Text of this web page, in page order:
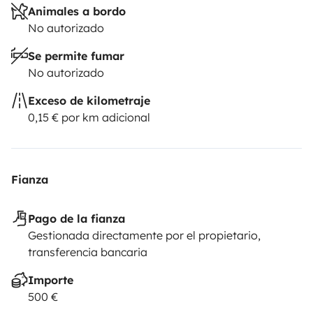
Animales a bordo
No autorizado
Se permite fumar
No autorizado
Exceso de kilometraje
0,15 € por km adicional
Fianza
Pago de la fianza
Gestionada directamente por el propietario,
transferencia bancaria
Importe
500 €